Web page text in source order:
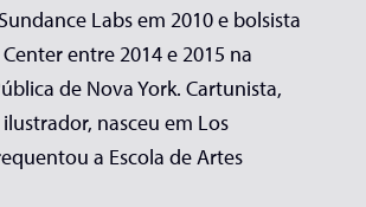
Labs em 2010 e bolsista
entre 2014 e 2015 na
de Nova York. Cartunista,
nasceu em Los
a Escola de Artes